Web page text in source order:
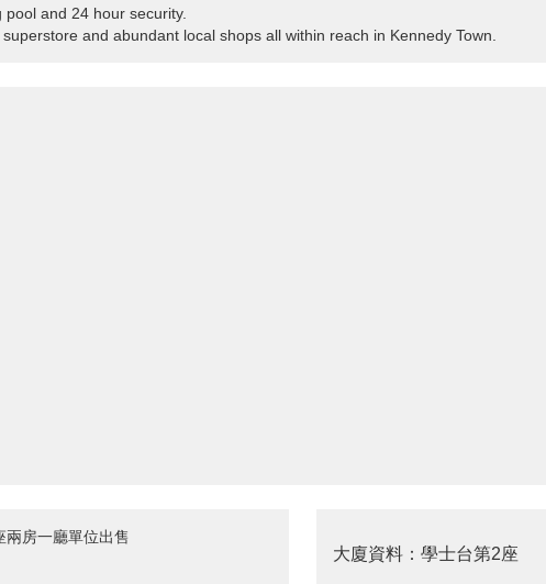
pool and 24 hour security.
and abundant local shops all within reach in Kennedy Town.
兩房一廳單位出售
大廈資料：學士台第2座